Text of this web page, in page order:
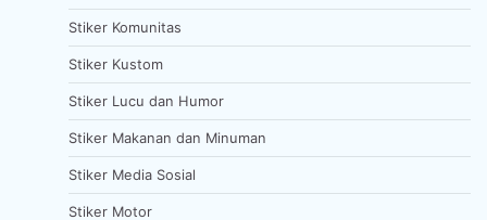
Stiker Komunitas
Stiker Kustom
Stiker Lucu dan Humor
Stiker Makanan dan Minuman
Stiker Media Sosial
Stiker Motor